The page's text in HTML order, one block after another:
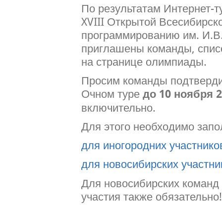
По результатам Интернет-
XVIII Открытой
программированию им.
приглашены команды,
на странице олимпиады.
Просим команды
Очном туре до 10 ноября
включительно.
Для этого необходимо
для иногородних
для новосибирских
Для новосибирских
участия также обязательно!